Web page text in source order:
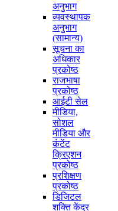
अनुभाग
व्यवस्थापक
अनुभाग
(सामान्य)
सूचना का
अधिकार
प्रकोष्ठ
राजभाषा
प्रकोष्ठ
आईटी सेल
मीडिया,
सोशल
मीडिया और
कंटेंट
क्रिएशन
प्रकोष्ठ
प्रशिक्षण
प्रकोष्ठ
डिजिटल
शक्ति केंद्र